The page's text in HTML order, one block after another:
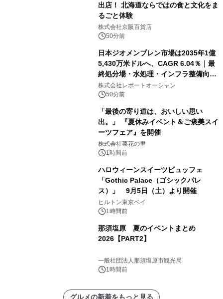
出店！ 北海道ならではの食と文化をま
るごと体験
株式会社京阪百貨店
50分前
日本ジオメンブレン市場は2035年1億
5,430万米ドルへ、CAGR 6.04％｜最
終処分場・水処理・インフラ整備向け
需要拡大
株式会社レポートオーシャン
50分前
「最後の寄り道は、おいしい思い
出。」 『夏休みイベント＆ご褒美スイ
ーツフェア』を開催
株式会社菜花の里
1時間前
ハロウィーンスイーツビュッフェ
「Gothic Palace（ゴシックパレ
ス）」 9月5日（土）より開催
ヒルトン東京ベイ
1時間前
那須塩原 夏のイベントまとめ
2026【PART2】
一般社団法人那須塩原市観光局
1時間前
グルメの新着をもっと見る